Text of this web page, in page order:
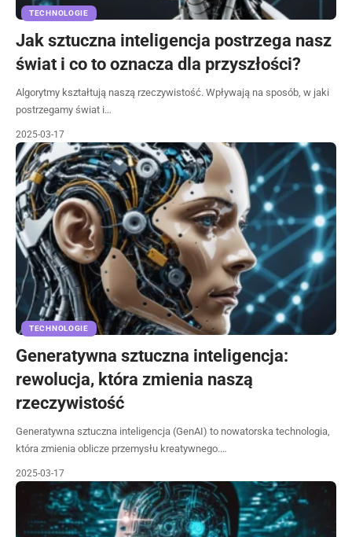
TECHNOLOGIE
Jak sztuczna inteligencja postrzega nasz
świat i co to oznacza dla przyszłości?
Algorytmy kształtują naszą rzeczywistość. Wpływają na sposób, w jaki
postrzegamy świat i…
2025-03-17
TECHNOLOGIE
Generatywna sztuczna inteligencja:
rewolucja, która zmienia naszą
rzeczywistość
Generatywna sztuczna inteligencja (GenAI) to nowatorska technologia,
która zmienia oblicze przemysłu kreatywnego.…
2025-03-17